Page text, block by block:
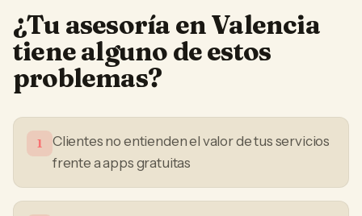
¿Tu asesoría enValencia
tiene alguno de estos
problemas?
1
Clientes no entienden el valor de tus servicios
frente a apps gratuitas